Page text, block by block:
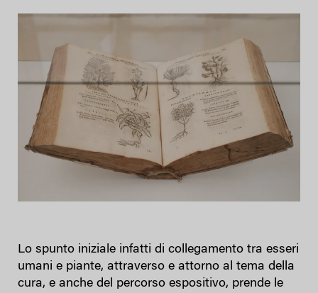
Lo spunto iniziale infatti di collegamento tra esseri
umani e piante, attraverso e attorno al tema della
cura, e anche del percorso espositivo, prende le